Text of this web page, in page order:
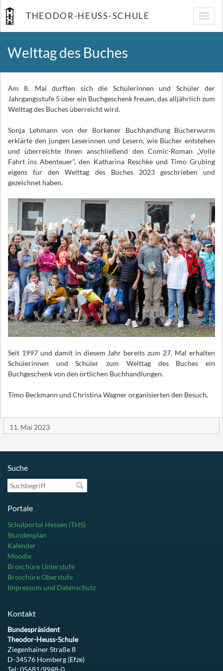
THEODOR-HEUSS-SCHULE
Welttag des Buches
Am 8. Mai durften sich die Schülerinnen und Schüler der
Jahrgangsstufe 5 über ein Buchgeschenk freuen, das alljährlich zum
Welttag des Buches überreicht wird.
Sonja Lehmann von der Borkener Buchhandlung Bücherwurm
erklärte den jungen Leserinnen und Lesern, wie Bücher entstehen
und überreichte ihnen anschließend den Comic-Roman „Volle
Fahrt ins Abenteuer“, den Katharina Reschke und Timo Grubing
eigens für den Welttag des Buches 2023 geschrieben und
gezeichnet haben.
Seit 1997 und damit in diesem Jahr bereits zum 27. Mal erhalten
Schülerinnen und Schüler zum Welttag des Buches ein
Buchgeschenk von den örtlichen Buchhandlungen.
Timo Beckmann und Christina Wagner organisierten den Besuch.
11. Mai 2023
Suche
Suchbegriff
Portale
Schulportal Hessen (THS)
Stundenplan
Kalender
Moodle
Broschüre Unterstufe
Broschüre Oberstufe
Impressum und Datenschutz
Kontakt
Bundespräsident
Theodor-Heuss-Schule
Ziegenhainer Straße 8
D-34576 Homberg (Efze)
Tel: 05681/9948-0